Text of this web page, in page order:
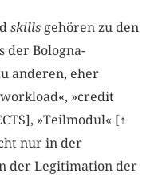
skills gehören zu den
der Bologna-
anderen, eher
»credit
»Teilmodul« [↑
nur in der
der Legitimation der